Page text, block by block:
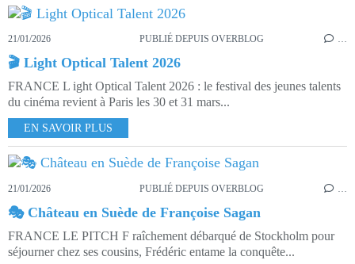
21/01/2026 PUBLIÉ DEPUIS OVERBLOG …
🎬 Light Optical Talent 2026
FRANCE L ight Optical Talent 2026 : le festival des jeunes talents
du cinéma revient à Paris les 30 et 31 mars...
EN SAVOIR PLUS
21/01/2026 PUBLIÉ DEPUIS OVERBLOG
🎭 Château en Suède de Françoise Sagan
FRANCE LE PITCH F raîchement débarqué de Stockholm pour
séjourner chez ses cousins, Frédéric entame la conquête...